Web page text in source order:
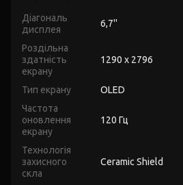
Діагональ
дисплея
6,7''
Роздільна
здатність
екрану
1290 x 2796
Тип екрану
OLED
Частота
оновлення
екрану
120 Гц
Технологія
захисного
скла
Ceramic Shield